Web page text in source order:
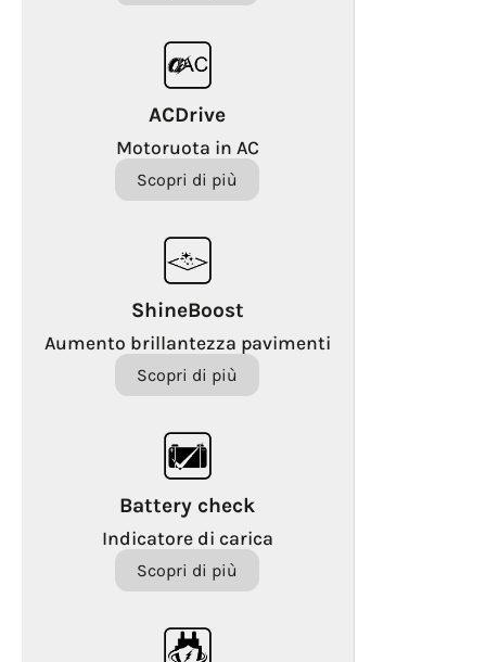
ACDrive
Motoruota in AC
Scopri di più
ShineBoost
Aumento brillantezza pavimenti
Scopri di più
Battery check
Indicatore di carica
Scopri di più